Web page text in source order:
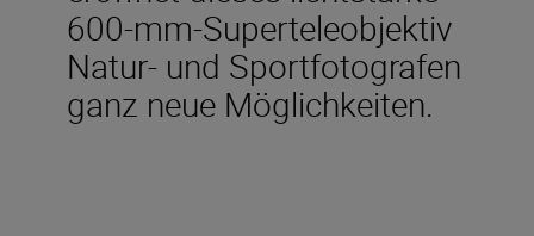
600-mm-Superteleobjektiv
Natur- und Sportfotografen
ganz neue Möglichkeiten.